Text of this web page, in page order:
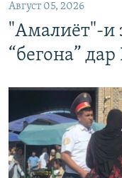
Август 05, 2026
"Амалиёт"-и
“бегона”